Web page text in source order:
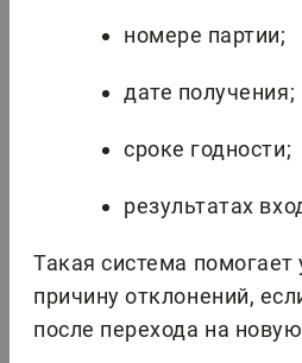
номере партии;
дате получения;
сроке годности;
результатах
Такая система помогает
причину отклонений,
после перехода на